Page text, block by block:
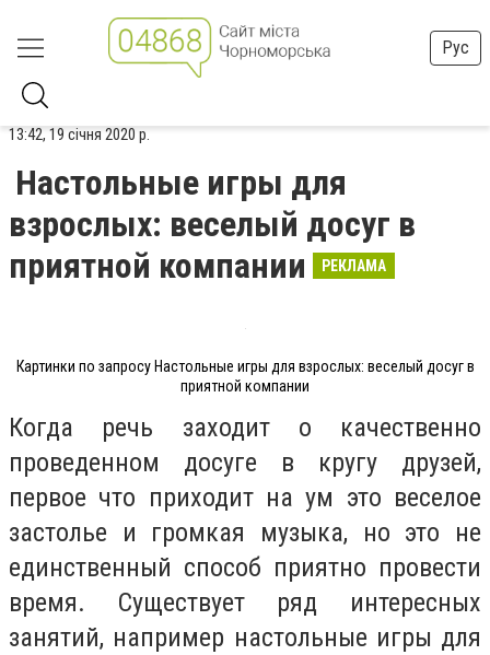
Рус
13:42, 19 січня 2020 р.
Настольные игры для
взрослых: веселый досуг в
приятной компании
РЕКЛАМА
Картинки по запросу Настольные игры для взрослых: веселый досуг в
приятной компании
Когда речь заходит о качественно
проведенном досуге в кругу друзей,
первое что приходит на ум это веселое
застолье и громкая музыка, но это не
единственный способ приятно провести
время. Существует ряд интересных
занятий, например настольные игры для